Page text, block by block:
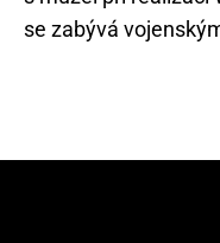
se zabývá